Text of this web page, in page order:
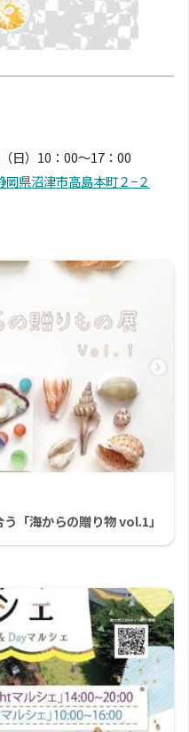
日）10：00〜17：00
岡県沼津市高島本町２−２
「海からの贈り物 vol.1」